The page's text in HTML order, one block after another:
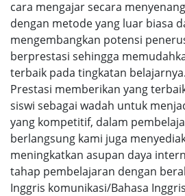
cara mengajar secara
dengan metode yang luar biasa
mengembangkan potensi
berprestasi sehingga
terbaik pada tingkatan
Prestasi memberikan yang
siswi sebagai wadah untuk
yang kompetitif, dalam
berlangsung kami juga
meningkatkan asupan daya
tahap pembelajaran dengan
Inggris komunikasi/Bahasa